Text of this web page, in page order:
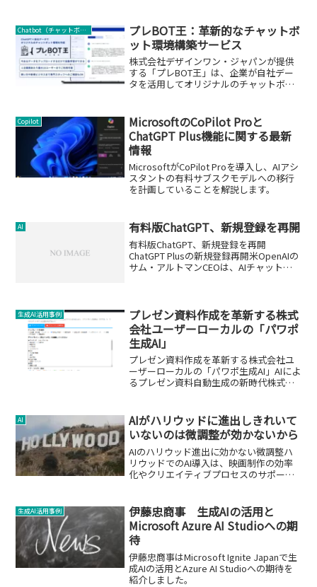
Chatbot（チャットボット）
プレBOT王：革新的なチャットボ
ット環境構築サービス
株式会社デザインワン・ジャパンが提供
する「プレBOT王」は、企業が自社デー
タを活用してオリジナルのチャットボッ
特徴です。
Copilot
MicrosoftのCoPilot Proと
ChatGPT Plus機能に関する最新
情報
MicrosoftがCoPilot Proを導入し、AIアシ
スタントの有料サブスクモデルへの移行
を計画していることを解説します。
AI 有料版ChatGPT、新規登録を再開
有料版ChatGPT、新規登録を再開
ChatGPT Plusの新規登録再開米OpenAIの
サム・アルトマンCEOは、AIチャット
生成AI活用事例
プレゼン資料作成を革新する株式
会社ユーザーローカルの「パワポ
生成AI」
プレゼン資料作成を革新する株式会社ユ
ーザーローカルの「パワポ生成AI」AIによ
るプレゼン資料自動生成の新時代株式会
スツール「パワポ生成AI」を無償で提供
開始しました...
AI
AIがハリウッドに進出しきれいて
いないのは微調整が効かないから
AIのハリウッド進出に効かない微調整ハ
リウッドでのAI導入は、映画制作の効率
化やクリエイティブプロセスのサポート
ていません。この記事では、AIがハリウ
ッドでの役割を果たせ...
生成AI活用事例
伊藤忠商事 生成AIの活用と
Microsoft Azure AI Studioへの期
待
伊藤忠商事はMicrosoft Ignite Japanで生
成AIの活用とAzure AI Studioへの期待を
紹介しました。